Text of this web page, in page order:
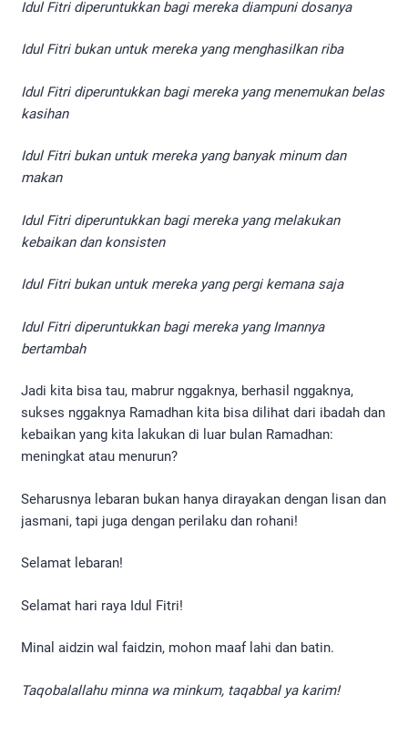
Idul Fitri diperuntukkan bagi mereka diampuni dosanya
Idul Fitri bukan untuk mereka yang menghasilkan riba
Idul Fitri diperuntukkan bagi mereka yang menemukan belas
kasihan
Idul Fitri bukan untuk mereka yang banyak minum dan
makan
Idul Fitri diperuntukkan bagi mereka yang melakukan
kebaikan dan konsisten
Idul Fitri bukan untuk mereka yang pergi kemana saja
Idul Fitri diperuntukkan bagi mereka yang Imannya
bertambah
Jadi kita bisa tau, mabrur nggaknya, berhasil nggaknya,
sukses nggaknya Ramadhan kita bisa dilihat dari ibadah dan
kebaikan yang kita lakukan di luar bulan Ramadhan:
meningkat atau menurun?
Seharusnya lebaran bukan hanya dirayakan dengan lisan dan
jasmani, tapi juga dengan perilaku dan rohani!
Selamat lebaran!
Selamat hari raya Idul Fitri!
Minal aidzin wal faidzin, mohon maaf lahi dan batin.
Taqobalallahu minna wa minkum, taqabbal ya karim!